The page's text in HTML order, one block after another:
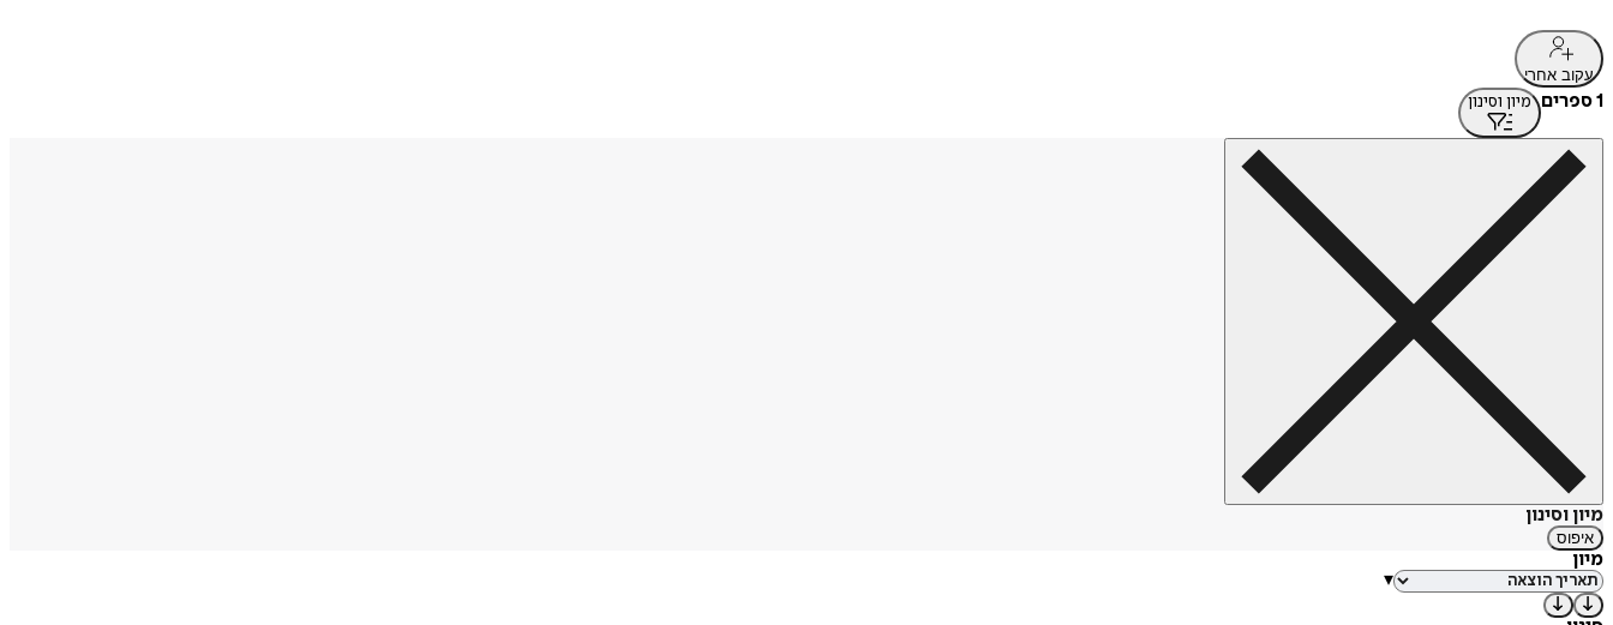
עקוב אחרי
1 ספרים מיון וסינון
מיון וסינון
איפוס
מיון
▾